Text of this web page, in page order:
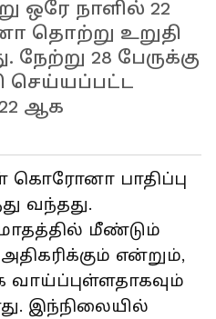
ஒரே நாளில் 22
தொற்று உறுதி
28 பேருக்கு
செய்யப்பட்ட
ஆக
கொரோனா பாதிப்பு
வந்தது.
மீண்டும்
என்றும்,
இந்நிலையில்